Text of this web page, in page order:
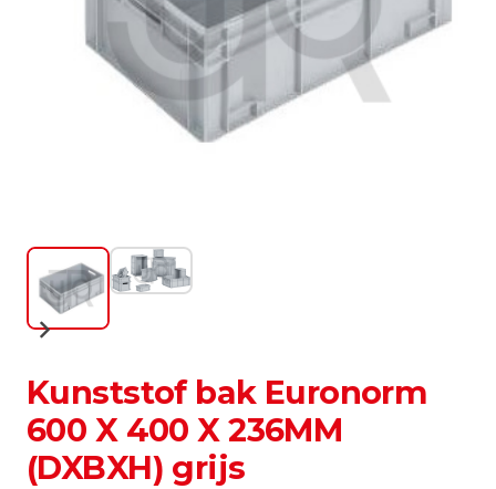
Kunststof bak Euronorm
600 X 400 X 236MM
(DXBXH) grijs